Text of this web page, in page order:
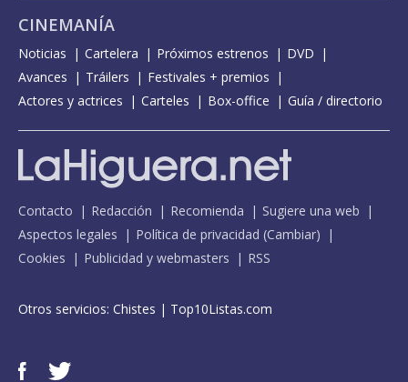
CINEMANÍA
Noticias Cartelera Próximos estrenos
DVD
Avances
Tráilers
Festivales + premios
Actores y actrices
Carteles Box-office Guía / directorio
Contacto Redacción Recomienda
Sugiere una web
Aspectos legales
Política de privacidad (Cambiar)
Cookies
Publicidad y webmasters RSS
Otros servicios: Chistes | Top10Listas.com